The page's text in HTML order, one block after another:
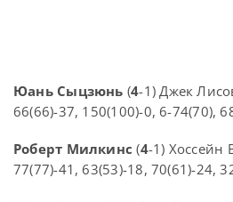
Юань Сыцзюнь (4-1) Джек
66(66)-37, 150(100)-0, 6-74(70),
Роберт Милкинс (4-1) Хоссейн
77(77)-41, 63(53)-18, 70(61)-24,